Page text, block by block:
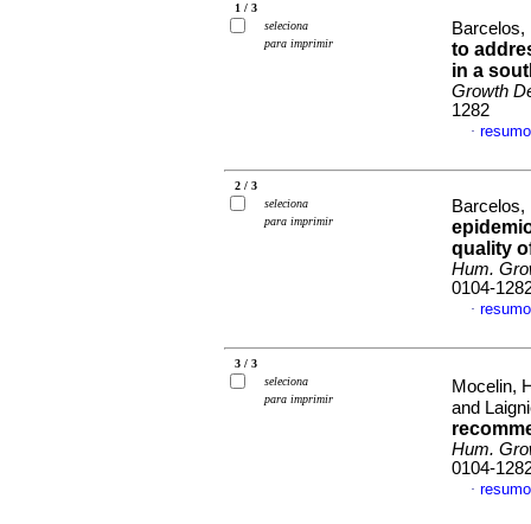
1 / 3
seleciona
para imprimir
to
in a
Growth
1282
·
2 / 3
seleciona
para imprimir
quality
Hum.
0104-
·
3 / 3
seleciona
para imprimir
Mocelin,
and
Hum.
0104-
·